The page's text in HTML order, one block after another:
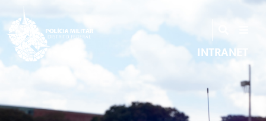
INTRANET